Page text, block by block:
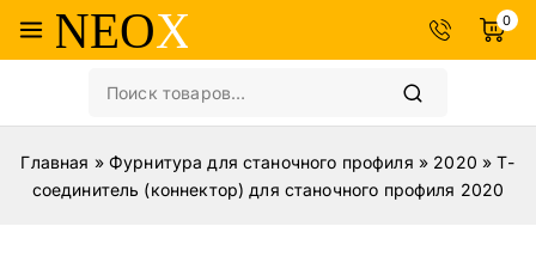
0
Главная » Фурнитура для станочного профиля » 2020 »Т-
соединитель (коннектор) для станочного профиля 2020